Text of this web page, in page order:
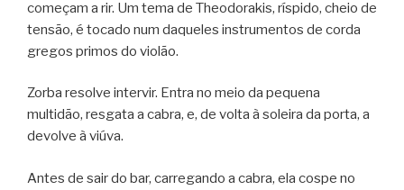
começam a rir. Um tema de Theodorakis, ríspido, cheio de
tensão, é tocado num daqueles instrumentos de corda
gregos primos do violão.
Zorba resolve intervir. Entra no meio da pequena
multidão, resgata a cabra, e, de volta à soleira da porta, a
devolve à viúva.
Antes de sair do bar, carregando a cabra, ela cospe no